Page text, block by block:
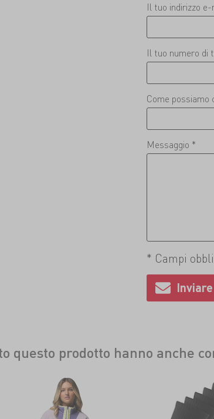
Il tuo indirizzo
Il tuo numero di
Come
Messaggio *
* Campi
questo prodotto hanno anche